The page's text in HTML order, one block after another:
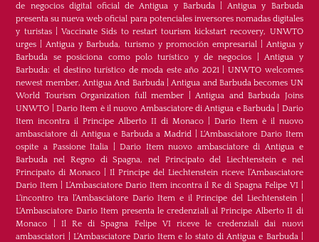
de negocios digital oficial de Antigua y Barbuda|Antigua y Barbuda
presenta su nueva web oficial para potenciales inversores nomadas digitales
y turistas|Vaccinate Sids to restart tourism kickstart recovery, UNWTO
urges |Antigua y Barbuda, turismo y promoción empresarial| Antigua y
Barbuda se posiciona como polo turístico y de negocios |Antigua y
Barbuda: el destino turístico de moda este año 2021|UNWTO welcomes
newest member, Antigua And Barbuda|Antigua and Barbuda becomes UN
World Tourism Organization full member |Antigua and Barbuda Joins
UNWTO |Dario Item è il nuovo Ambasciatore di Antigua e Barbuda| Dario
Item incontra il Principe Alberto II di Monaco| Dario Item è il nuovo
ambasciatore di Antigua e Barbuda a Madrid |L‘Ambasciatore Dario Item
ospite a Passione Italia |Dario Item nuovo ambasciatore di Antigua e
Barbuda nel Regno di Spagna, nel Principato del Liechtenstein e nel
Principato di Monaco |Il Principe del Liechtenstein riceve l’Ambasciatore
Dario Item |L’Ambasciatore Dario Item incontra il Re di Spagna Felipe VI|
L’incontro tra l’Ambasciatore Dario Item e il Principe del Liechtenstein|
L‘Ambasciatore Dario Item presenta le credenziali al Principe Alberto II di
Monaco
Il Re di Spagna Felipe VI riceve le credenziali dai nuovi
ambasciatori
L’Ambasciatore Dario Item e lo stato di Antigua e Barbuda|